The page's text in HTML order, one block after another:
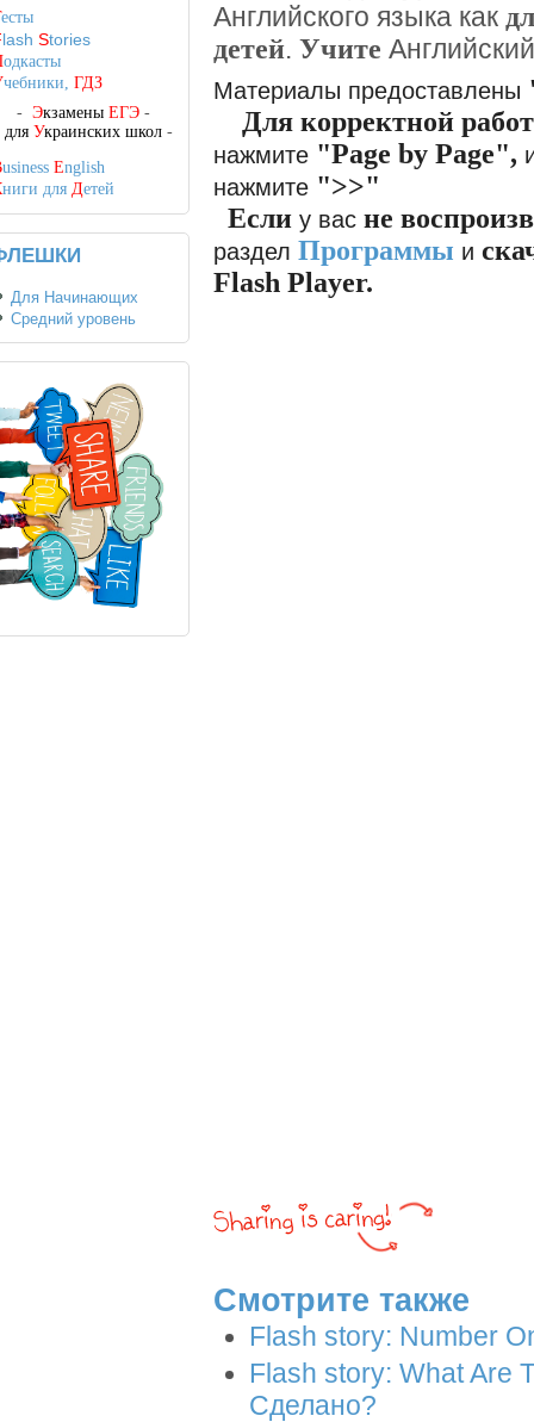
Английского языка как
детей. Учите
Материалы предоставлены
Для корректной
нажмите "Page by Page",
нажмите ">>"
Если у вас не
раздел Программы и
Flash Player.
Смотрите также
Flash story: Number
Flash story: What Are
Сделано?
есты
lash Stories
одкасты
чебники, ГДЗ
- Экзамены ЕГЭ-
для Украинских школ-
usiness English
ниги для Детей
Для Начинающих
Средний уровень